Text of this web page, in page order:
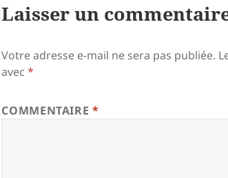
Laisser un
Votre adresse e-mail ne sera pas publiée.
avec*
COMMENTAIRE*